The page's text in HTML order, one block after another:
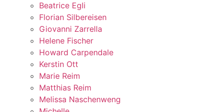
Beatrice Egli
Florian Silbereisen
Giovanni Zarrella
Helene Fischer
Howard Carpendale
Kerstin Ott
Marie Reim
Matthias Reim
Melissa Naschenweng